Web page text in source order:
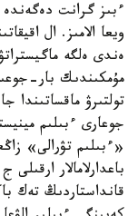
ءبىز گرانت دەگەندە
ويعا الامىز. ال
ەندى ەلگە
مۇمكىندىك بار-
تولتىرۋ ماقساتىندا
«ءبىلىم تۋرالى»
باعدارلامالار
قانداستاردىڭ تەك